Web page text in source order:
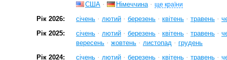
США · Німеччина · ще країни
Рік 2026: січень · лютий · березень · квітень · травень ·
Рік 2025:
січень · лютий · березень · квітень · травень ·
вересень · жовтень · листопад · грудень
Рік 2024:
січень · лютий · березень · квітень · травень ·